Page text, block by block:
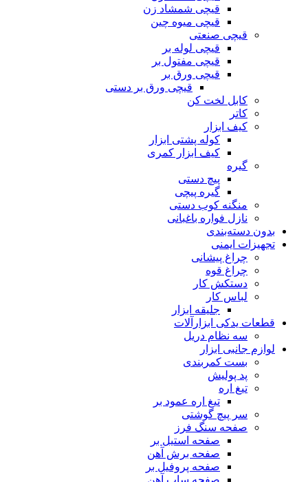
قیچی شمشاد زن
قیچی میوه چین
قیچی صنعتی
قیچی لوله بر
قیچی مفتول بر
قیچی ورق بر
قیچی ورق بر دستی
کابل لخت کن
کاتر
کیف ابزار
کوله پشتی ابزار
کیف ابزار کمری
گیره
پیچ دستی
گیره پیچی
منگنه کوب دستی
نازل فواره باغبانی
بدون دسته‌بندی
تجهیزات ایمنی
چراغ پیشانی
چراغ قوه
دستکش کار
لباس کار
جلیقه ابزار
قطعات یدکی ابزارآلات
سه نظام دریل
لوازم جانبی ابزار
بست کمربندی
پد پولیش
تیغ اره
تیغ اره عمود بر
سر پیچ گوشتی
صفحه سنگ فرز
صفحه استیل بر
صفحه برش آهن
صفحه پروفیل بر
صفحه ساب آهن